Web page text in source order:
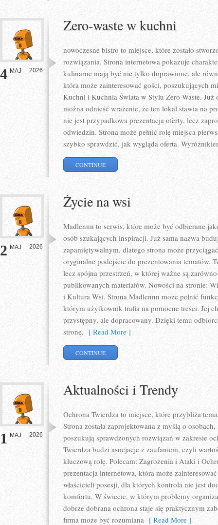
4 MAJ 2026
Zero-waste w kuchni
nowoczesne bistro to miejsce, które zostało
rozwiązania. Strona internetowa pokazuje
kulinarne mają być nie tylko doprawione, ale
która może zainteresować gości, poszukujących
Kuchni i Kuchnia Świata w Stylu Zero-Waste. Już
można odnieść wrażenie, że ten lokal stawia na
nie jest przypadkowa prezentacja oferty, lecz
odwiedzin. Strona może pełnić rolę miejsca
szybko sprawdzić, jak wygląda oferta.
CONTINUE
2 MAJ 2026
Życie na wsi
Madlennn to serwis, które może być odbierane
osób szukających inspiracji. Już sama nazwa
zapamiętywalnym, dlatego strona może
oryginalne podejście do prezentowania tematów.
lecz spójna przestrzeń, w której ważne są
publikowanych materiałów. Nowości na stronie:
i Kultura Wsi. Strona Madlennn może pełnić
którym użytkownik trafia na pomocne treści. Jej
przystępny, ale dopracowany. Dzięki temu
stronę, [ Read More ]
CONTINUE
1 MAJ 2026
Aktualności i Trendy
Ochrona Twierdza to miejsce, które przybliża
Strona została zaprojektowana z myślą o
poszukują sprawdzonych rozwiązań w zakresie
Twierdza budzi asocjacje z zaufaniem, czyli
kluczową rolę. Polecam: Zagrożenia i Ataki i
prezentacja internetowa, która może
właścicieli posesji, dla których kontrola nie jest
komfortu. W świecie, w którym problemy
dobrze dobrana ochrona staje się praktycznym
firma może być rozumiana [ Read More ]